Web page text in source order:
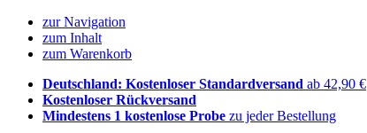
zur Navigation
zum Inhalt
zum Warenkorb
Deutschland: Kostenloser Standardversand ab 42,90 €
Kostenloser Rückversand
Mindestens 1 kostenlose Probe zu jeder Bestellung